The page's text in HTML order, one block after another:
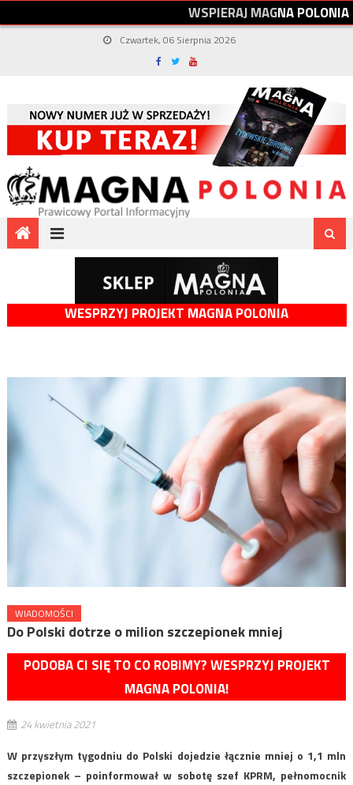
WSPIERAJMAGNAPOLONIA
Czwartek, 06 Sierpnia 2026
WESPRZYJ PROJEKT MAGNA POLONIA
WIADOMOŚCI
Do Polski dotrze o milion szczepionek mniej
PODOBA CI SIĘ TO CO ROBIMY? WESPRZYJ PROJEKT
MAGNA POLONIA!
24 kwietnia 2021
W przyszłym tygodniu do Polski dojedzie łącznie mniej o 1,1 mln
szczepionek – poinformował w sobotę szef KPRM, pełnomocnik